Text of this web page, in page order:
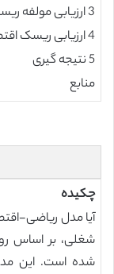
3 ارزیابی مولفه ریسک تولید
4 ارزیابی ریسک اقتصادی
5 نتیجه گیری
منابع
چکیده
آیا مدل ریاضی-
شغلی، بر اساس
شده است. این